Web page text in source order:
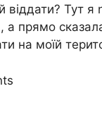
віддати? Тут я
а прямо
на моїй